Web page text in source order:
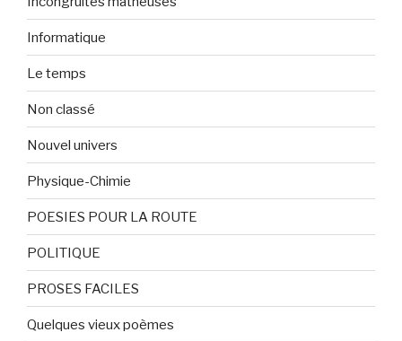
Informatique
Le temps
Non classé
Nouvel univers
Physique-Chimie
POESIES POUR LA ROUTE
POLITIQUE
PROSES FACILES
Quelques vieux poèmes